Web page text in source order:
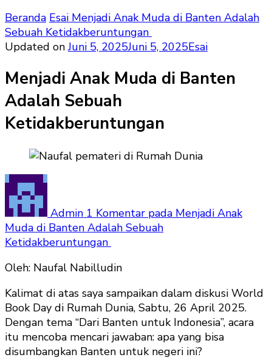
Beranda Esai Menjadi Anak Muda di Banten Adalah
Sebuah Ketidakberuntungan
Updated onJuni 5, 2025Juni 5, 2025Esai
Menjadi Anak Muda di Banten
Adalah Sebuah
Ketidakberuntungan
Admin 1 Komentar pada Menjadi Anak
Muda di Banten Adalah Sebuah
Ketidakberuntungan
Oleh: Naufal Nabilludin
Kalimat di atas saya sampaikan dalam diskusi World
Book Day di Rumah Dunia, Sabtu, 26 April 2025.
Dengan tema “Dari Banten untuk Indonesia”, acara
itu mencoba mencari jawaban: apa yang bisa
disumbangkan Banten untuk negeri ini?